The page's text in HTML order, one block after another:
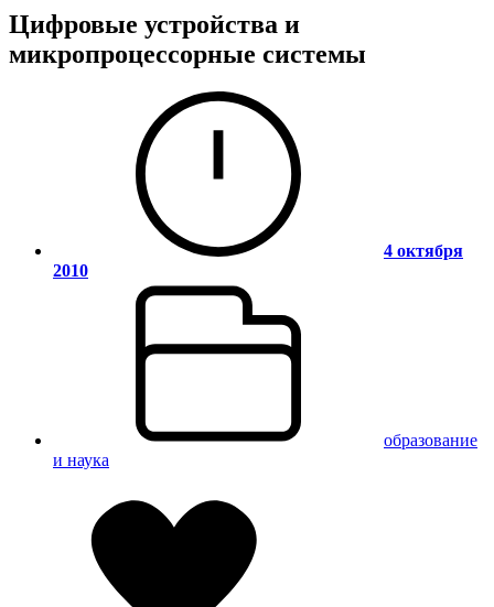
Цифровые устройства и
микропроцессорные системы
4 октября
2010
образование
и наука